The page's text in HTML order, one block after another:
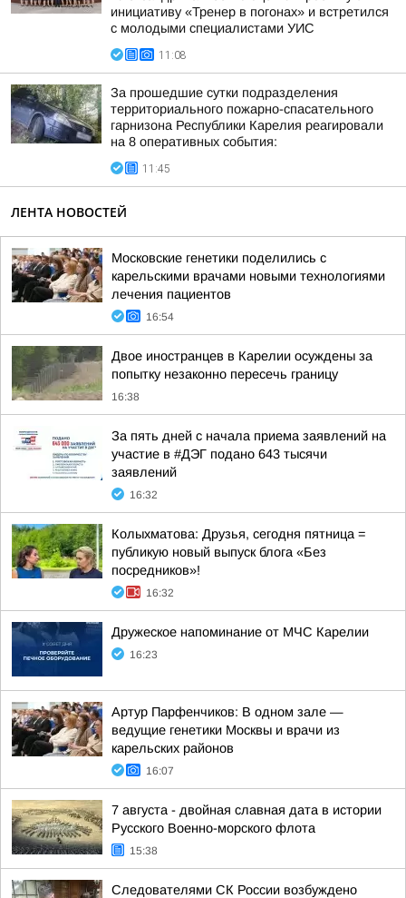
инициативу «Тренер в погонах» и встретился
с молодыми специалистами УИС
11:08
За прошедшие сутки подразделения
территориального пожарно-спасательного
гарнизона Республики Карелия реагировали
на 8 оперативных события:
11:45
ЛЕНТА НОВОСТЕЙ
Московские генетики поделились с
карельскими врачами новыми технологиями
лечения пациентов
16:54
Двое иностранцев в Карелии осуждены за
попытку незаконно пересечь границу
16:38
За пять дней с начала приема заявлений на
участие в #ДЭГ подано 643 тысячи
заявлений
16:32
Колыхматова: Друзья, сегодня пятница =
публикую новый выпуск блога «Без
посредников»!
16:32
Дружеское напоминание от МЧС Карелии
16:23
Артур Парфенчиков: В одном зале —
ведущие генетики Москвы и врачи из
карельских районов
16:07
7 августа - двойная славная дата в истории
Русского Военно-морского флота
15:38
Следователями СК России возбуждено